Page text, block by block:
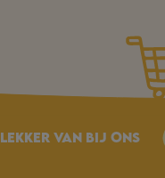
Lekker van bij ons